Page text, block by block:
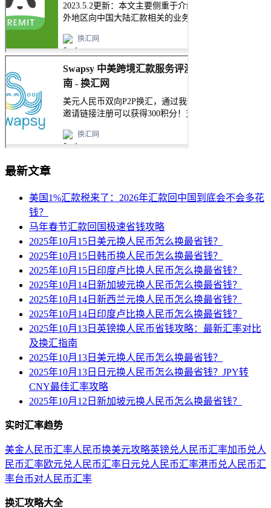
最新文章
美国1%汇款税来了：2026年汇款回中国到底会不会多花
钱？
马年春节汇款回国极速省钱攻略
2025年10月15日美元换人民币怎么换最省钱？
2025年10月15日韩币换人民币怎么换最省钱？
2025年10月15日印度卢比换人民币怎么换最省钱？
2025年10月14日新加坡元换人民币怎么换最省钱？
2025年10月14日新西兰元换人民币怎么换最省钱？
2025年10月14日印度卢比换人民币怎么换最省钱？
2025年10月13日英镑换人民币省钱攻略：最新汇率对比
及换汇指南
2025年10月13日美元换人民币怎么换最省钱？
2025年10月13日日元换人民币怎么换最省钱？JPY转
CNY最佳汇率攻略
2025年10月12日新加坡元换人民币怎么换最省钱？
实时汇率趋势
美金人民币汇率人民币换美元攻略英镑兑人民币汇率加币兑人
民币汇率欧元兑人民币汇率 日元兑人民币汇率港币兑人民币汇
率台币对人民币汇率
换汇攻略大全